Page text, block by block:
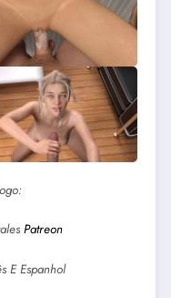
Patreon
E Espanhol